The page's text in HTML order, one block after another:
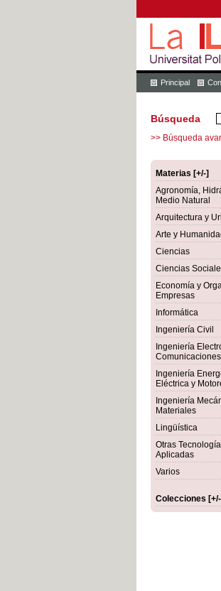
Principal
Búsqueda
>> Búsqueda
Materias [+/-]
Agronomía,
Medio Natural
Arquitectura y
Arte y
Ciencias
Ciencias
Economía y
Empresas
Informática
Ingeniería Civil
Ingeniería
Comunicaciones
Ingeniería
Eléctrica y
Ingeniería
Materiales
Lingüística
Otras
Aplicadas
Varios
Colecciones